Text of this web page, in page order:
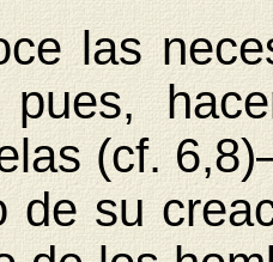
las
(cf.
de su